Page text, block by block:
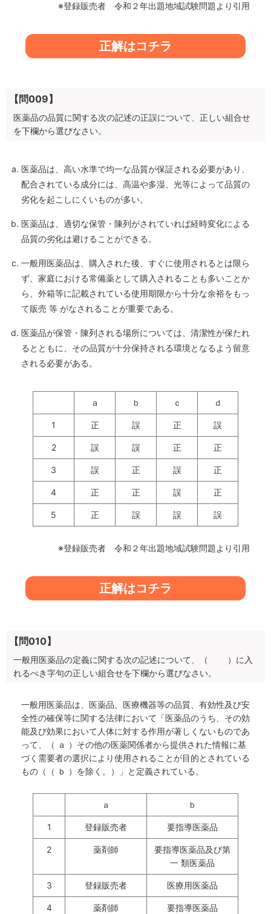
※登録販売者 令和２年出題地域試験問題より引用
正解はコチラ
【問009】
医薬品の品質に関する次の記述の正誤について、正しい組合せ
を下欄から選びなさい。
医薬品は、高い水準で均一な品質が保証される必要があり、
配合されている成分には、高温や多湿、光等によって品質の
劣化を起こしにくいものが多い。
医薬品は、適切な保管・陳列がされていれば経時変化による
品質の劣化は避けることができる。
一般用医薬品は、購入された後、すぐに使用されるとは限ら
ず、家庭における常備薬として購入されることも多いことか
ら、外箱等に記載されている使用期限から十分な余裕をもっ
て販売 等 がなされることが重要である。
医薬品が保管・陳列される場所については、清潔性が保たれ
るとともに、その品質が十分保持される環境となるよう留意
される必要がある。
ａ ｂ ｃ ｄ
1 正 誤 正 誤
2 誤 誤 正 正
3 誤 正 誤 正
4 正 正 誤 正
5 正 誤 誤 誤
※登録販売者 令和２年出題地域試験問題より引用
正解はコチラ
【問010】
一般用医薬品の定義に関する次の記述について、（ ）に入
れるべき字句の正しい組合せを下欄から選びなさい。
一般用医薬品は、医薬品、医療機器等の品質、有効性及び安
全性の確保等に関する法律において「医薬品のうち、その効
能及び効果において人体に対する作用が著しくないものであ
って、（ ａ ）その他の医薬関係者から提供された情報に基
づく需要者の選択により使用されることが目的とされている
もの（（ ｂ ）を除く。）」と定義されている。
ａ ｂ
1 登録販売者 要指導医薬品
2 薬剤師
要指導医薬品及び第
一 類医薬品
3 登録販売者 医療用医薬品
4 薬剤師 要指導医薬品